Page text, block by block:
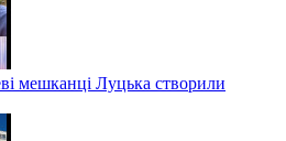
мешканці Луцька створили